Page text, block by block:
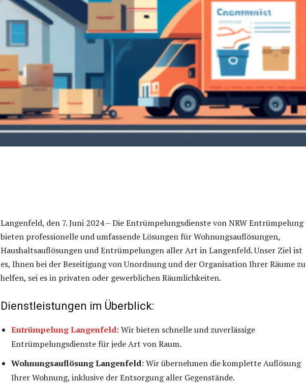
Langenfeld, den 7. Juni 2024 – Die Entrümpelungsdienste von NRW Entrümpelung
bieten professionelle und umfassende Lösungen für Wohnungsauflösungen,
Haushaltsauflösungen und Entrümpelungen aller Art in Langenfeld. Unser Ziel ist
es, Ihnen bei der Beseitigung von Unordnung und der Organisation Ihrer Räume zu
helfen, sei es in privaten oder gewerblichen Räumlichkeiten.
Dienstleistungen im Überblick:
Entrümpelung Langenfeld: Wir bieten schnelle und zuverlässige
Entrümpelungsdienste für jede Art von Raum.
Wohnungsauflösung Langenfeld: Wir übernehmen die komplette Auflösung
Ihrer Wohnung, inklusive der Entsorgung aller Gegenstände.